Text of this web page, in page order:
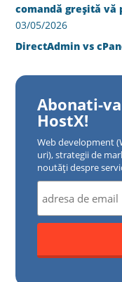
comandă greșită
03/05/2026
DirectAdmin vs
Abonati-
HostX!
Web development
uri), strategii de
noutăți despre